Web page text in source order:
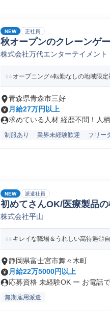
NEW 正社員
秋オープンのクレーンゲ
株式会社万代エンターテイメント
オープニング⭐転勤なしの地域限
青森県青森市三好
月給27万円以上
求めている人材 経歴不問！
制服あり 業界未経験歓迎 フリー
NEW 派遣社員
初めてさんOK/医療製品
株式会社平山
キレイな職場＆うれしい高待遇◎
静岡県富士宮市舞々木町
月給22万5000円以上
応募資格 未経験OK ー お電話
無期雇用派遣